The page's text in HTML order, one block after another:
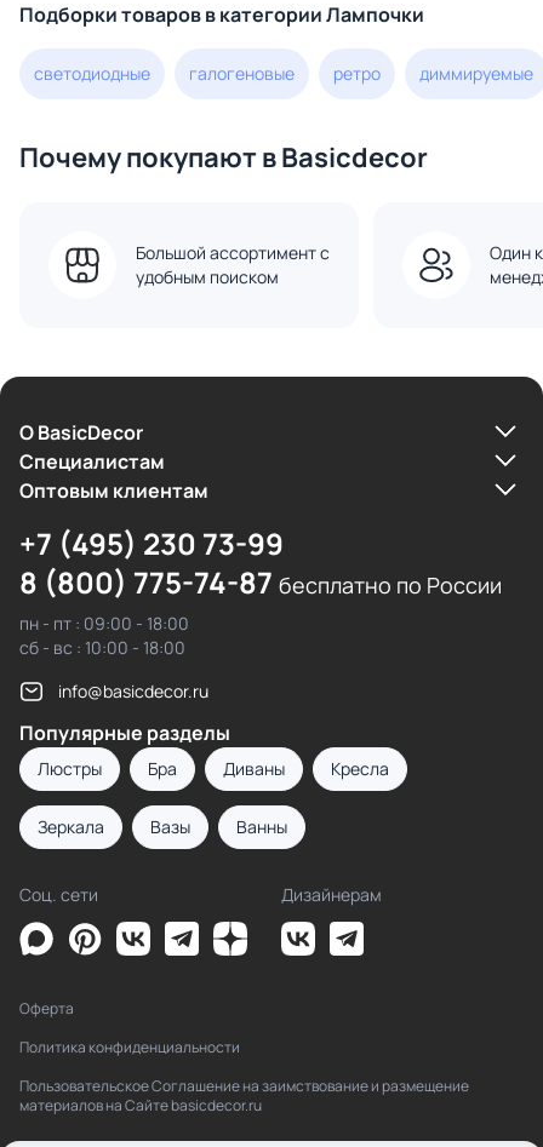
Подборки товаров в категории Лампочки
светодиодные галогеновые ретро диммируемые
Почему покупают в Basicdecor
Большой ассортимент с
удобным поиском
Один
О BasicDecor
Cпециалистам
Оптовым клиентам
+7 (495) 230 73-99
8 (800) 775-74-87 бесплатно по России
пн - пт : 09:00 - 18:00
сб - вс : 10:00 - 18:00
info@basicdecor.ru
Популярные разделы
Люстры Бра Диваны Кресла
Зеркала Вазы Ванны
Соц. сети Дизайнерам
Оферта
Политика конфиденциальности
Пользовательское Соглашение на заимствование и размещение
материалов на Сайте basicdecor.ru